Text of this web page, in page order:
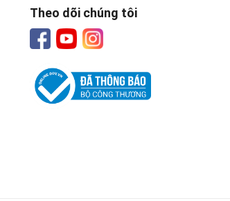
Theo dõi chúng tôi